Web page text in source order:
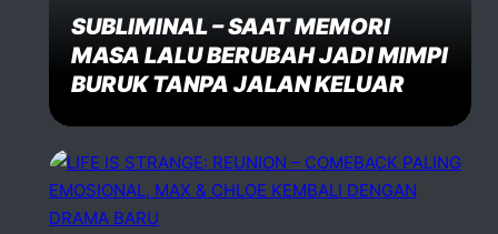
SUBLIMINAL – SAAT MEMORI
MASA LALU BERUBAH JADI MIMPI
BURUK TANPA JALAN KELUAR